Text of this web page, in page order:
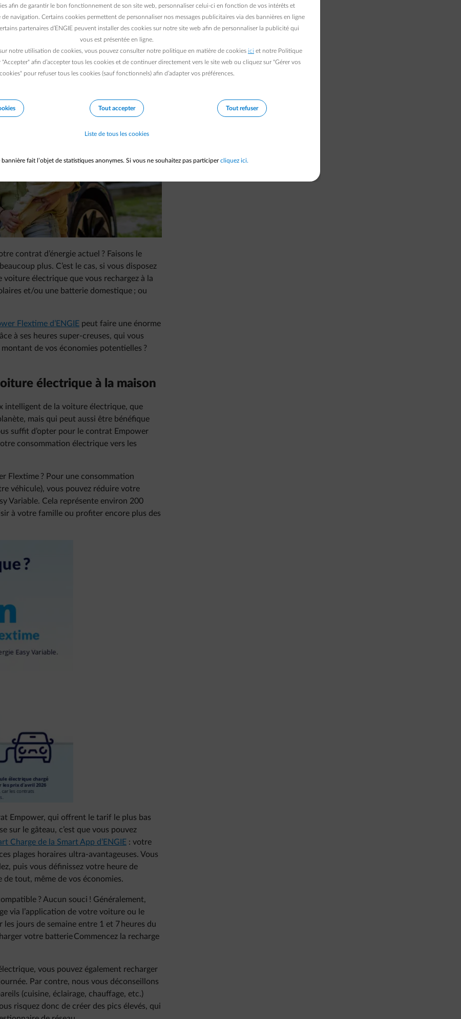
une batterie domestique ou une
Flextime d’ENGIE est idéal pour
à l’appui.
contrat d’énergie actuel ? Faisons le
plus. C’est le cas, si vous disposez
électrique que vous rechargez à la
et/ou une batterie domestique ; ou
Flextime d’ENGIE peut faire une énorme
à ses heures super-creuses, qui vous
de vos économies potentielles ?
électrique à la maison
intelligent de la voiture électrique, que
mais qui peut aussi être bénéfique
suffit d’opter pour le contrat Empower
consommation électrique vers les
Flextime ? Pour une consommation
véhicule), vous pouvez réduire votre
Variable. Cela représente environ 200
à votre famille ou profiter encore plus des
Empower, qui offrent le tarif le plus bas
sur le gâteau, c’est que vous pouvez
Charge de la Smart App d’ENGIE : votre
plages horaires ultra-avantageuses. Vous
puis vous définissez votre heure de
de tout, même de vos économies.
? Aucun souci ! Généralement,
via l’application de votre voiture ou le
jours de semaine entre 1 et 7 heures du
votre batterie Commencez la recharge
vous pouvez également recharger
Par contre, nous vous déconseillons
(cuisine, éclairage, chauffage, etc.)
risquez donc de créer des pics élevés, qui
afin de garantir le bon fonctionnement de son site web, personnaliser celui-ci en fonction de vos intérêts et
navigation. Certains cookies permettent de personnaliser nos messages publicitaires via des bannières en ligne
partenaires d’ENGIE peuvent installer des cookies sur notre site web afin de personnaliser la publicité qui
vous est présentée en ligne.
notre utilisation de cookies, vous pouvez consulter notre politique en matière de cookies ici et notre Politique
"Accepter" afin d’accepter tous les cookies et de continuer directement vers le site web ou cliquez sur "Gérer vos
cookies" pour refuser tous les cookies (sauf fonctionnels) afin d’adapter vos préférences.
Tout accepter Tout refuser
Liste de tous les cookies
bannière fait l’objet de statistiques anonymes. Si vous ne souhaitez pas participercliquez ici.